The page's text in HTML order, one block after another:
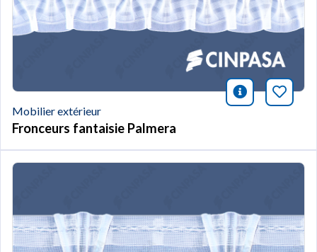
icono
Mobilier extérieur
Fronceurs fantaisie Palmera